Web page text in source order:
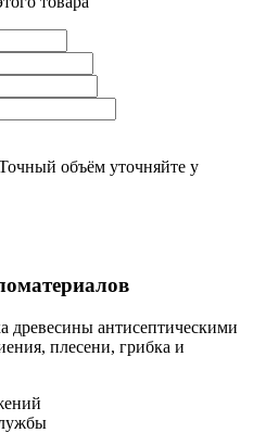
объём уточняйте у
древесины антисептическими
плесени, грибка и